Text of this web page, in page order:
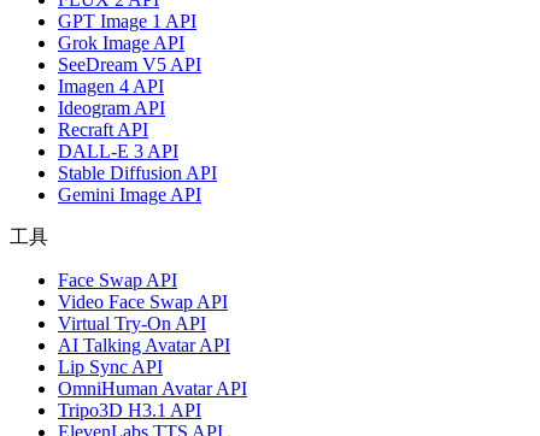
GPT Image 1 API
Grok Image API
SeeDream V5 API
Imagen 4 API
Ideogram API
Recraft API
DALL-E 3 API
Stable Diffusion API
Gemini Image API
工具
Face Swap API
Video Face Swap API
Virtual Try-On API
AI Talking Avatar API
Lip Sync API
OmniHuman Avatar API
Tripo3D H3.1 API